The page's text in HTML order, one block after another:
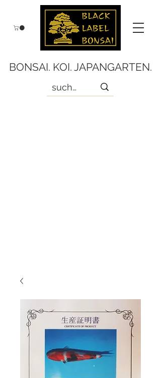
BONSAI. KOI. JAPANGARTEN.